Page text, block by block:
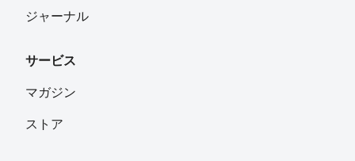
ジャーナル
サービス
マガジン
ストア